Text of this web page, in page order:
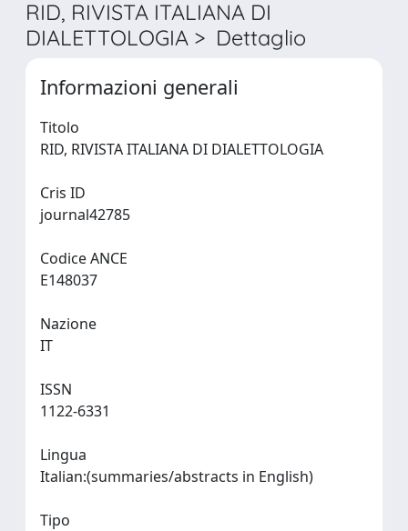
RID, RIVISTA ITALIANA DI
DIALETTOLOGIA > Dettaglio
Informazioni generali
Titolo
Cris ID
Codice ANCE
Nazione
ISSN
Lingua
Tipo